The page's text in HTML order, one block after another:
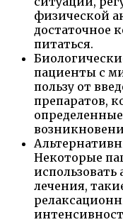
физической
достаточное
питаться.
пациенты с
пользу от
препаратов,
Некоторые
лечения,